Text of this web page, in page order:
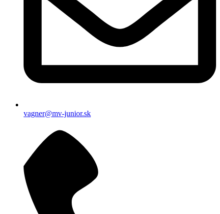
vagner@mv-junior.sk